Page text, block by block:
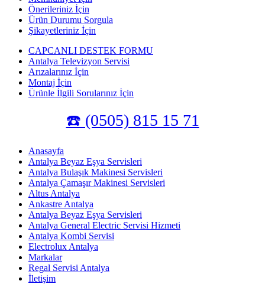
Önerileriniz İçin
Ürün Durumu Sorgula
Şikayetleriniz İçin
CAPCANLI DESTEK FORMU
Antalya Televizyon Servisi
Arızalarınız İçin
Montaj İçin
Ürünle İlgili Sorularınız İçin
☎️ (0505) 815 15 71
Anasayfa
Antalya Beyaz Eşya Servisleri
Antalya Bulaşık Makinesi Servisleri
Antalya Çamaşır Makinesi Servisleri
Altus Antalya
Ankastre Antalya
Antalya Beyaz Eşya Servisleri
Antalya General Electric Servisi Hizmeti
Antalya Kombi Servisi
Electrolux Antalya
Markalar
Regal Servisi Antalya
İletişim